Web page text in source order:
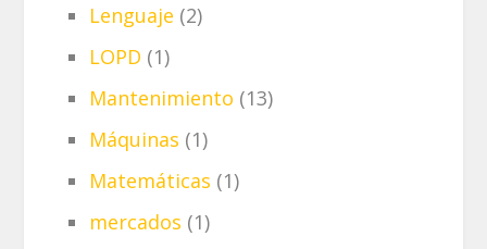
Lenguaje (2)
LOPD (1)
Mantenimiento (13)
Máquinas (1)
Matemáticas (1)
mercados (1)